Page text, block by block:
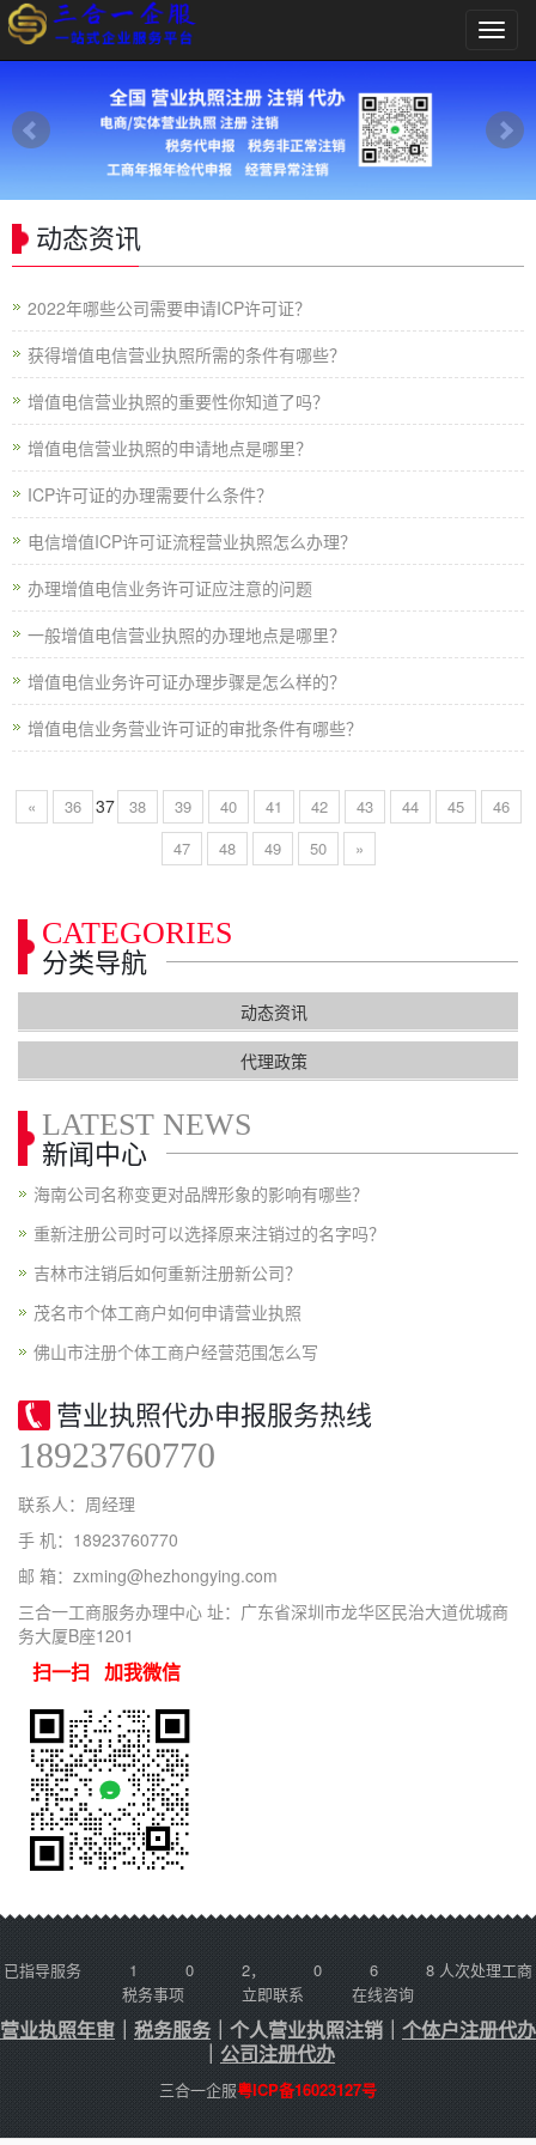
导
航
动态资讯
2022年哪些公司需要申请ICP许可证？
获得增值电信营业执照所需的条件有哪些？
增值电信营业执照的重要性你知道了吗？
增值电信营业执照的申请地点是哪里？
ICP许可证的办理需要什么条件？
电信增值ICP许可证流程营业执照怎么办理？
办理增值电信业务许可证应注意的问题
一般增值电信营业执照的办理地点是哪里？
增值电信业务许可证办理步骤是怎么样的？
增值电信业务营业许可证的审批条件有哪些？
« 36 37 38 39 40 41 42 43 44 45
46
47
48 49 50 »
CATEGORIES
分类导航
动态资讯
代理政策
LATEST NEWS
新闻中心
海南公司名称变更对品牌形象的影响有哪些？
重新注册公司时可以选择原来注销过的名字吗？
吉林市注销后如何重新注册新公司？
茂名市个体工商户如何申请营业执照
佛山市注册个体工商户经营范围怎么写
营业执照代办申报服务热线
18923760770
联系人：周经理
手 机：18923760770
邮 箱：zxming@hezhongying.com
三合一工商服务办理中心 址：广东省深圳市龙华区民治大道优城商
务大厦B座1201
扫一扫 加我微信
已指导服务 1 0 2， 0 6 8 人次处理工商
税务事项立即联系 在线咨询
营业执照年审 ｜税务服务｜个人营业执照注销 ｜个体户注册代办
｜公司注册代办
三合一企服粤ICP备16023127号